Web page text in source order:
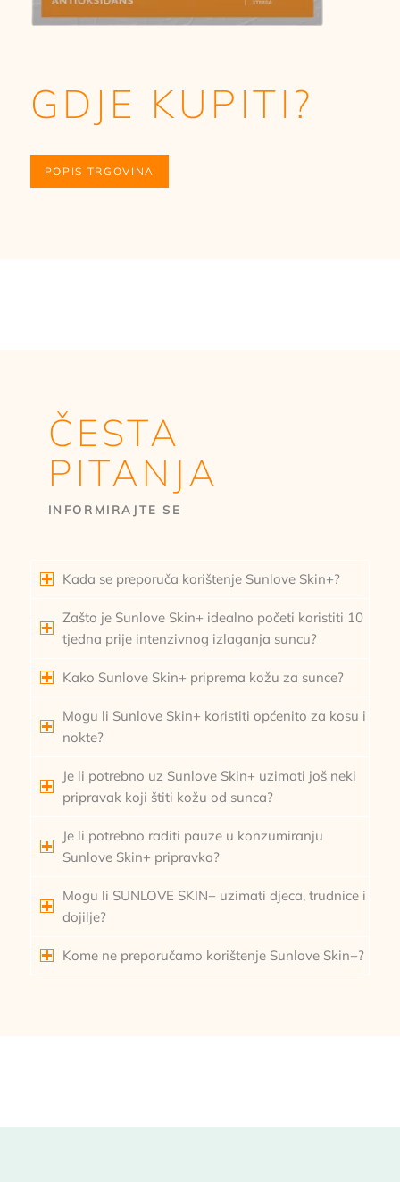
GDJE KUPITI?
POPIS TRGOVINA
ČESTA
PITANJA
INFORMIRAJTE SE
Kada se preporuča korištenje Sunlove Skin+?
Zašto je Sunlove Skin+ idealno početi koristiti 10
tjedna prije intenzivnog izlaganja suncu?
Kako Sunlove Skin+ priprema kožu za sunce?
Mogu li Sunlove Skin+ koristiti općenito za kosu i
nokte?
Je li potrebno uz Sunlove Skin+ uzimati još neki
pripravak koji štiti kožu od sunca?
Je li potrebno raditi pauze u konzumiranju
Sunlove Skin+ pripravka?
Mogu li SUNLOVE SKIN+ uzimati djeca, trudnice i
dojilje?
Kome ne preporučamo korištenje Sunlove Skin+?